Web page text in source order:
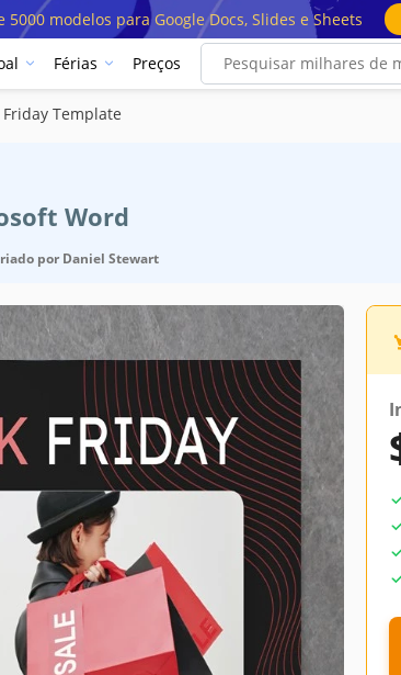
modelos para Google Docs, Slides e Sheets
Férias Preços
Template
Word
por Daniel Stewart